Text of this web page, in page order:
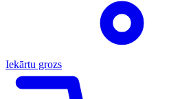
Iekārtu grozs